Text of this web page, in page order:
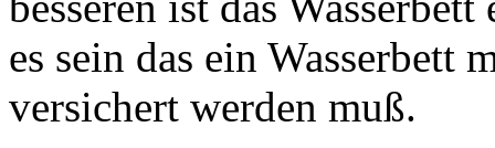
es sein das ein Wasserbett
versichert werden muß.